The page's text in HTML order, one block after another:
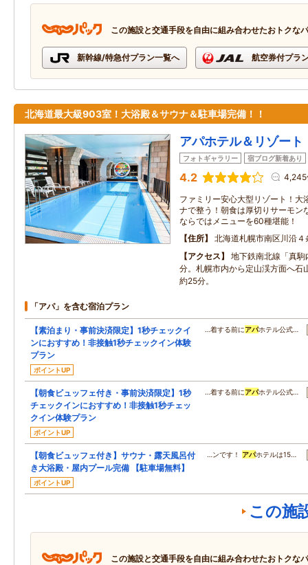
この施設と交通手段を自由に組み合わせたおトクな
新幹線/特急付プラン一覧へ 航空券付プラ
北海道最大級903室！大浴殿＆サウナ＆駐車場完備！！
アパホテル＆リゾート
フォトギャラリー 宿ブログ新着あり
4.2 4,245
ファミリー安心大型リゾート！大
ナで整う！朝食は厚切りサーモン
ならではメニューを60種堪能！
住所
北海道札幌市南区川沿
アクセス
地下鉄南北線「真
分。札幌市内から定山渓方面へ石
約25分。
「アパ」を含む宿泊プラン
【素泊まり・事前決済限定】1秒チェックイ
ンにおすすめ！非接触1秒チェックイン体験
プラン
ポイントUP
…着する前にアパホテル公式…
【朝食ビュッフェ付き・事前決済限定】1秒
チェックインにおすすめ！非接触1秒チェッ
クイン体験プラン
ポイントUP
…着する前にアパホテル公式…
【朝食ビュッフェ付き】サウナ・露天風呂付
き大浴殿・屋内プール完備 【駐車場無料】
ポイントUP
…ンです！ アパホテルは15…
この施
この施設と交通手段を自由に組み合わせたおトクな